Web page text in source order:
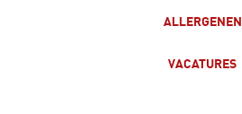
ALLERGENEN
VACATURES